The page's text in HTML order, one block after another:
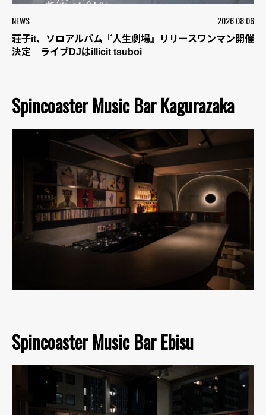
NEWS 2026.08.06
荘子it、ソロアルバム『人生劇場』リリースワンマン開催
決定 ライブDJはillicit tsuboi
Spincoaster Music Bar Kagurazaka
Spincoaster Music Bar Ebisu